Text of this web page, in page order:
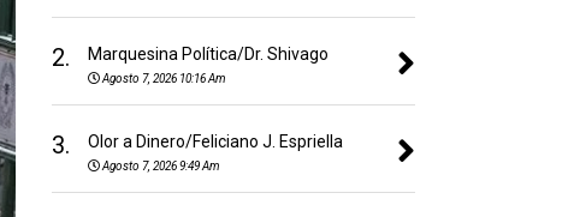
2. Marquesina Política/Dr. Shivago
Agosto 7, 2026 10:16 Am
3. Olor a Dinero/Feliciano J. Espriella
Agosto 7, 2026 9:49 Am